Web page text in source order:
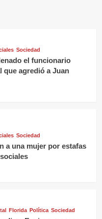
Sociedad
el funcionario
que agredió a Juan
Sociedad
a una mujer por estafas
Florida Política Sociedad